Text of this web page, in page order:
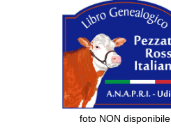
foto NON disponibile